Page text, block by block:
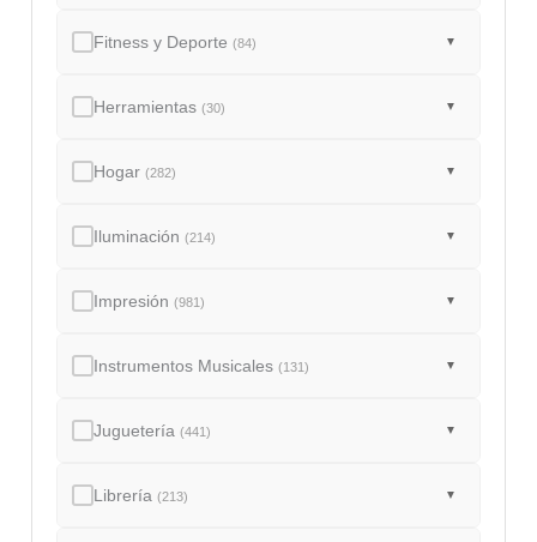
Fitness y Deporte(84) ▼
Herramientas(30) ▼
Hogar(282) ▼
Iluminación(214) ▼
Impresión(981) ▼
Instrumentos Musicales(131) ▼
Juguetería(441) ▼
Librería(213) ▼